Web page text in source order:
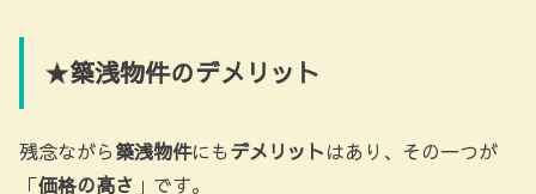
★築浅物件のデメリット
残念ながら築浅物件にもデメリットはあり、その一つが
「価格の高さ 」です。